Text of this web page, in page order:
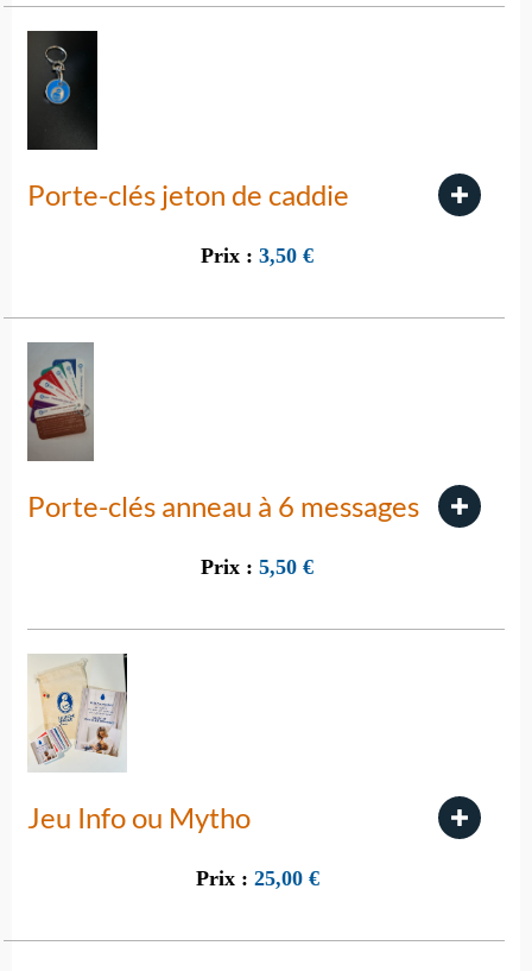
Porte-clés jeton de caddie
Prix : 3,50 €
Porte-clés anneau à 6 messages
Prix : 5,50 €
Jeu Info ou Mytho
Prix : 25,00 €